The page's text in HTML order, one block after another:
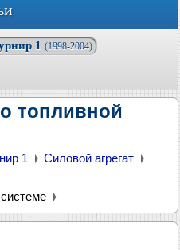
1 (1998-2004)
топливной
1
Силовой агрегат